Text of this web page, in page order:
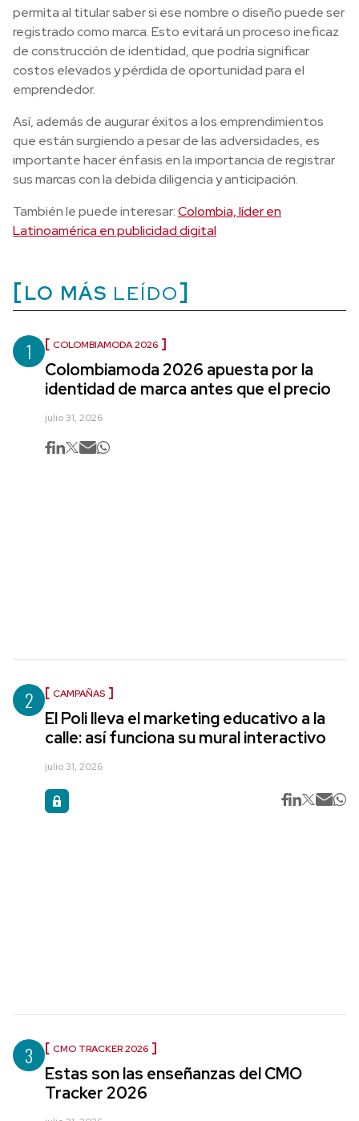
permita al titular saber si ese nombre o diseño puede ser
registrado como marca. Esto evitará un proceso ineficaz
de construcción de identidad, que podría significar
costos elevados y pérdida de oportunidad para el
emprendedor.
Así, además de augurar éxitos a los emprendimientos
que están surgiendo a pesar de las adversidades, es
importante hacer énfasis en la importancia de registrar
sus marcas con la debida diligencia y anticipación.
También le puede interesar:Colombia, líder en
Latinoamérica en publicidad digital
LO MÁS LEÍDO
1 COLOMBIAMODA 2026
Colombiamoda 2026 apuesta por la
identidad de marca antes que el precio
julio 31, 2026
2 CAMPAÑAS
El Poli lleva el marketing educativo a la
calle: así funciona su mural interactivo
julio 31, 2026
3 CMO TRACKER 2026
Estas son las enseñanzas del CMO
Tracker 2026